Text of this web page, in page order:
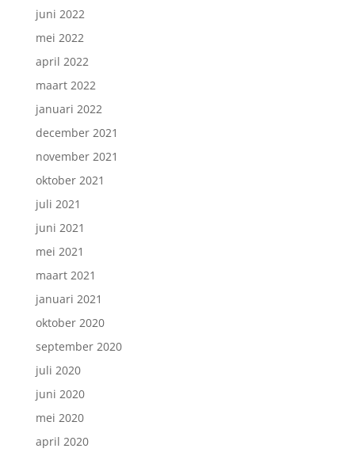
juni 2022
mei 2022
april 2022
maart 2022
januari 2022
december 2021
november 2021
oktober 2021
juli 2021
juni 2021
mei 2021
maart 2021
januari 2021
oktober 2020
september 2020
juli 2020
juni 2020
mei 2020
april 2020